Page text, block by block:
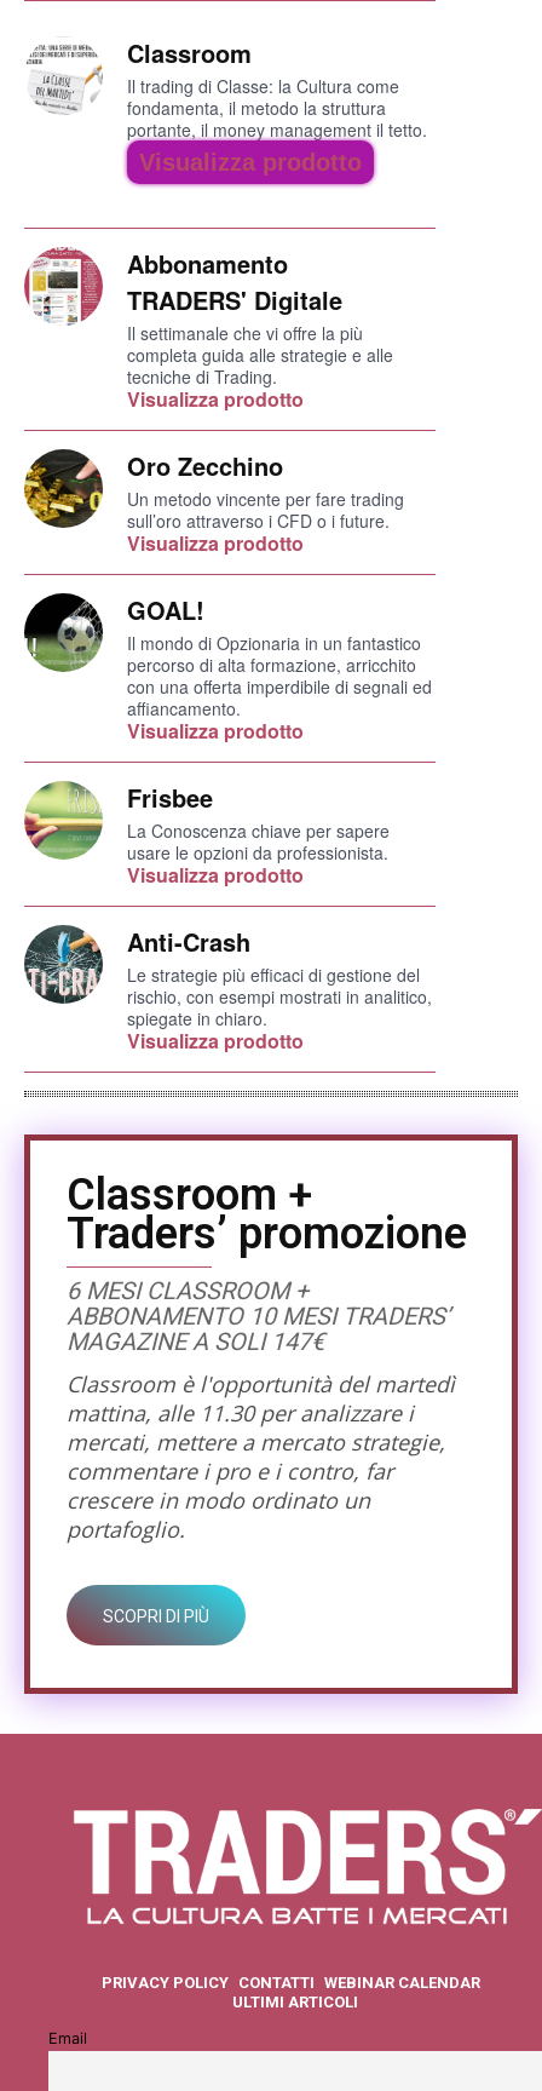
Classroom
Il trading di Classe: la Cultura come
fondamenta, il metodo la struttura
portante, il money management il tetto.
Visualizza prodotto
Abbonamento
TRADERS' Digitale
Il settimanale che vi offre la più
completa guida alle strategie e alle
tecniche di Trading.
Visualizza prodotto
Oro Zecchino
Un metodo vincente per fare trading
sull’oro attraverso i CFD o i future.
Visualizza prodotto
GOAL!
Il mondo di Opzionaria in un fantastico
percorso di alta formazione, arricchito
con una offerta imperdibile di segnali ed
affiancamento.
Visualizza prodotto
Frisbee
La Conoscenza chiave per sapere
usare le opzioni da professionista.
Visualizza prodotto
Anti-Crash
Le strategie più efficaci di gestione del
rischio, con esempi mostrati in analitico,
spiegate in chiaro.
Visualizza prodotto
Classroom +
Traders’ promozione
6 MESI CLASSROOM +
ABBONAMENTO 10 MESI TRADERS’
MAGAZINE A SOLI 147€
Classroom è l'opportunità del martedì
mattina, alle 11.30 per analizzare i
mercati, mettere a mercato strategie,
commentare i pro e i contro, far
crescere in modo ordinato un
portafoglio.
SCOPRI DI PIÙ
PRIVACY POLICY CONTATTI WEBINAR CALENDAR
ULTIMI ARTICOLI
Email